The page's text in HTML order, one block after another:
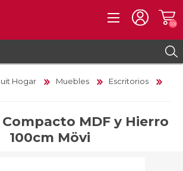
(0)
Hogar Muebles Escritorios
MDF y Hierro
100cm Mövi